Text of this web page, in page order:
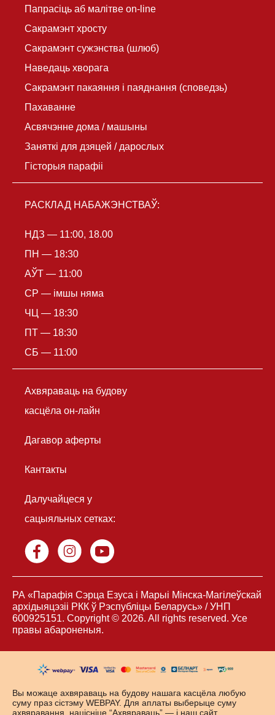
Папрасіць аб малітве on-line
Сакрамэнт хросту
Сакрамэнт сужэнства (шлюб)
Наведаць хворага
Сакрамэнт пакаяння і паяднання (споведзь)
Пахаванне
Асвячэнне дома / машыны
Заняткі для дзяцей / дарослых
Гісторыя парафіі
РАСКЛАД НАБАЖЭНСТВАЎ:
НДЗ — 11:00, 18.00
ПН — 18:30
АЎТ — 11:00
СР — імшы няма
ЧЦ — 18:30
ПТ — 18:30
СБ — 11:00
Ахвяраваць на будову
касцёла он-лайн
Дагавор аферты
Кантакты
Далучайцеся у
сацыяльных сетках:
РА «Парафія Сэрца Езуса і Марыі Мінска-Магілеўскай
архідыяцэзiі РКК ў Рэспубліцы Беларусь» / УНП
600925151. Copyright © 2026. All rights reserved. Усе
правы абароненыя.
Вы можаце ахвяраваць на будову нашага касцёла любую
суму праз сістэму WEBPAY. Для аплаты выберыце суму
ахвяравання, націсніце “Ахвяраваць” — і наш сайт